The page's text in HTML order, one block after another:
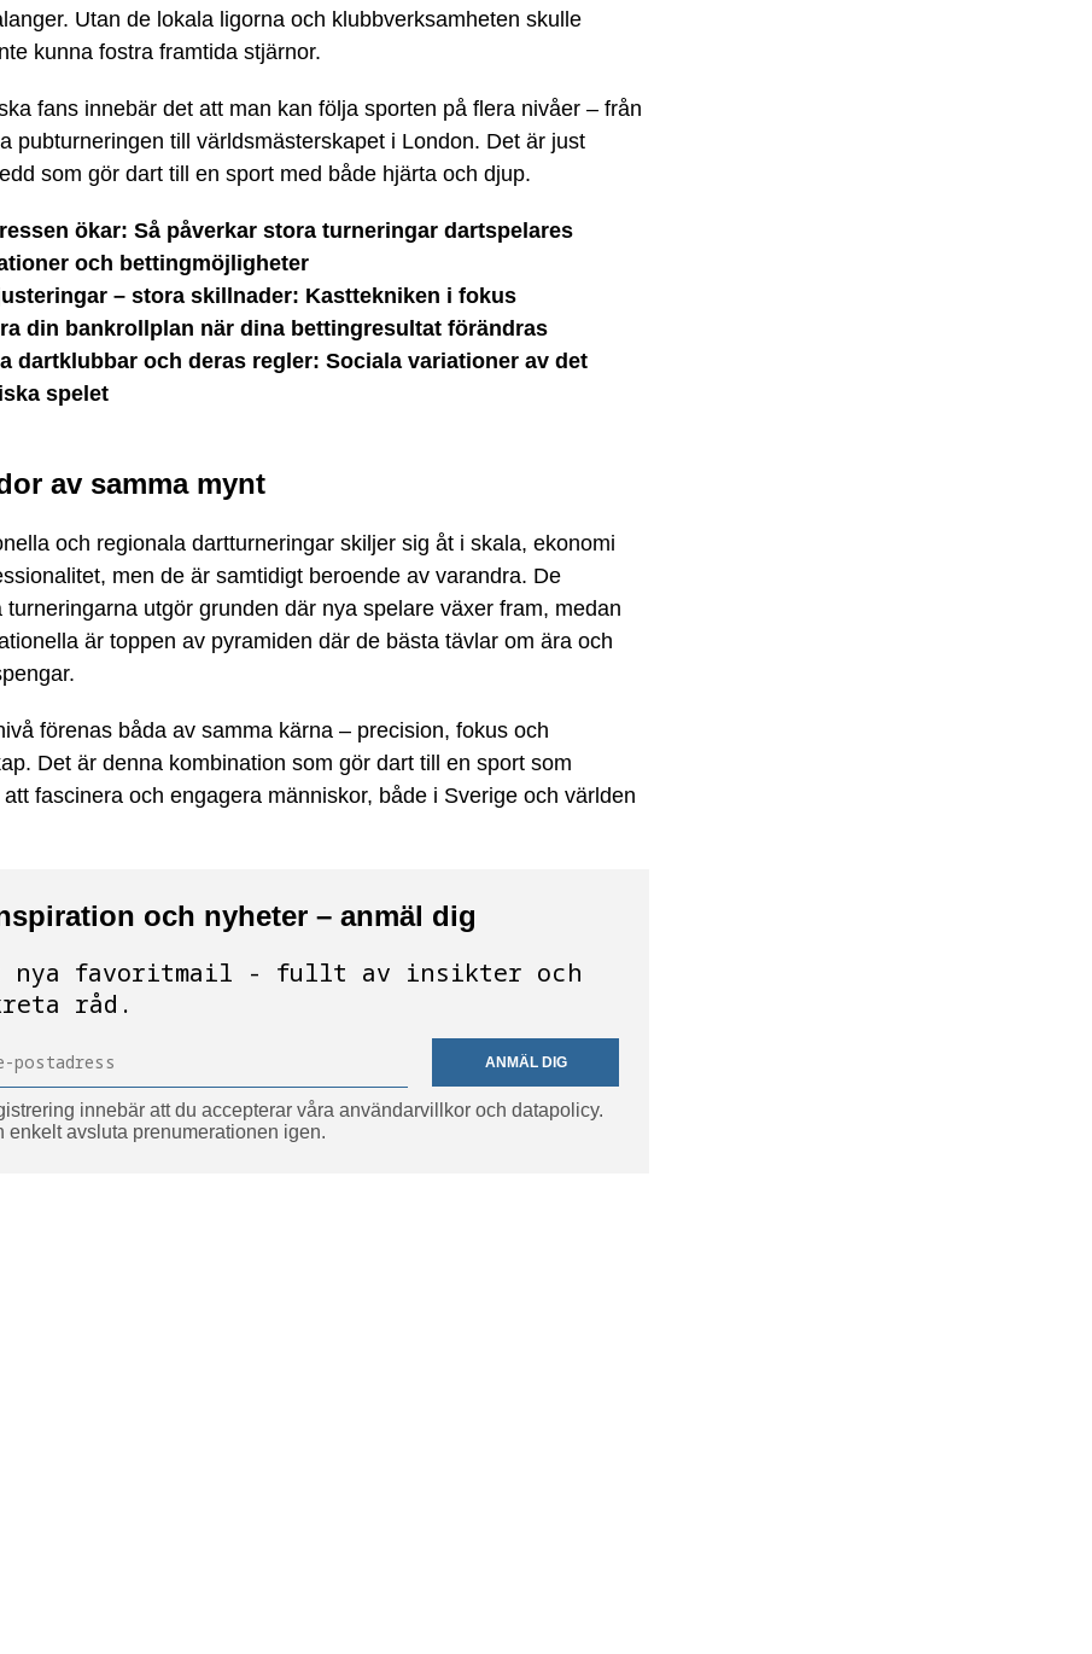
Utan de lokala ligorna och klubbverksamheten skulle
kunna fostra framtida stjärnor.
fans innebär det att man kan följa sporten på flera nivåer – från
pubturneringen till världsmästerskapet i London. Det är just
som gör dart till en sport med både hjärta och djup.
ökar: Så påverkar stora turneringar dartspelares
och bettingmöjligheter
– stora skillnader: Kasttekniken i fokus
din bankrollplan när dina bettingresultat förändras
dartklubbar och deras regler: Sociala variationer av det
spelet
av samma mynt
och regionala dartturneringar skiljer sig åt i skala, ekonomi
men de är samtidigt beroende av varandra. De
turneringarna utgör grunden där nya spelare växer fram, medan
är toppen av pyramiden där de bästa tävlar om ära och
förenas båda av samma kärna – precision, fokus och
Det är denna kombination som gör dart till en sport som
fascinera och engagera människor, både i Sverige och världen
och nyheter – anmäl dig
nya favoritmail - fullt av insikter och
råd.
ANMÄL DIG
innebär att du accepterar våra användarvillkor och datapolicy.
enkelt avsluta prenumerationen igen.